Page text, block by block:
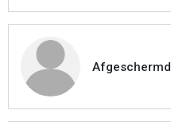
Afgeschermd